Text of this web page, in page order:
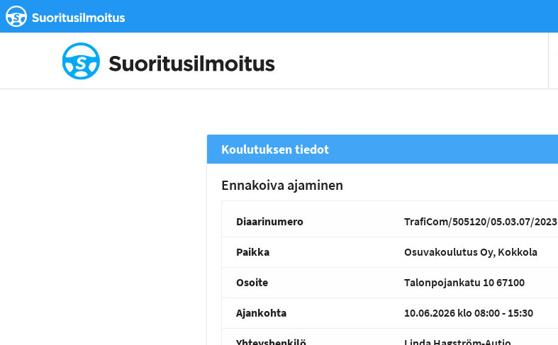
Koulutuksen tiedot
Ennakoiva ajaminen
Diaarinumero TrafiCom/505120/05.03.07/2023
Paikka Osuvakoulutus Oy, Kokkola
Osoite Talonpojankatu 10 67100
Ajankohta 10.06.2026 klo 08:00 - 15:30